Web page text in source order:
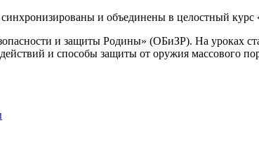
и объединены в целостный курс
и защиты Родины» (ОБиЗР). На уроках
и способы защиты от оружия